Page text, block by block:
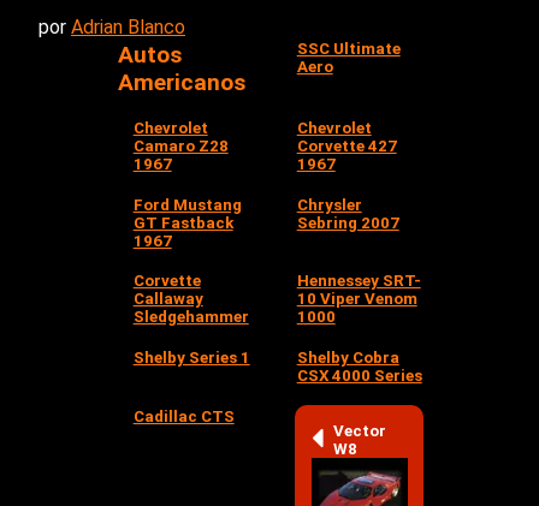
por Adrian Blanco
Autos
Americanos
SSC Ultimate
Aero
Chevrolet
Camaro Z28
1967
Chevrolet
Corvette 427
1967
Ford Mustang
GT Fastback
1967
Chrysler
Sebring 2007
Corvette
Callaway
Sledgehammer
Hennessey SRT-
10 Viper Venom
1000
Shelby Series 1
Shelby Cobra
CSX 4000 Series
Cadillac CTS
Vector
W8